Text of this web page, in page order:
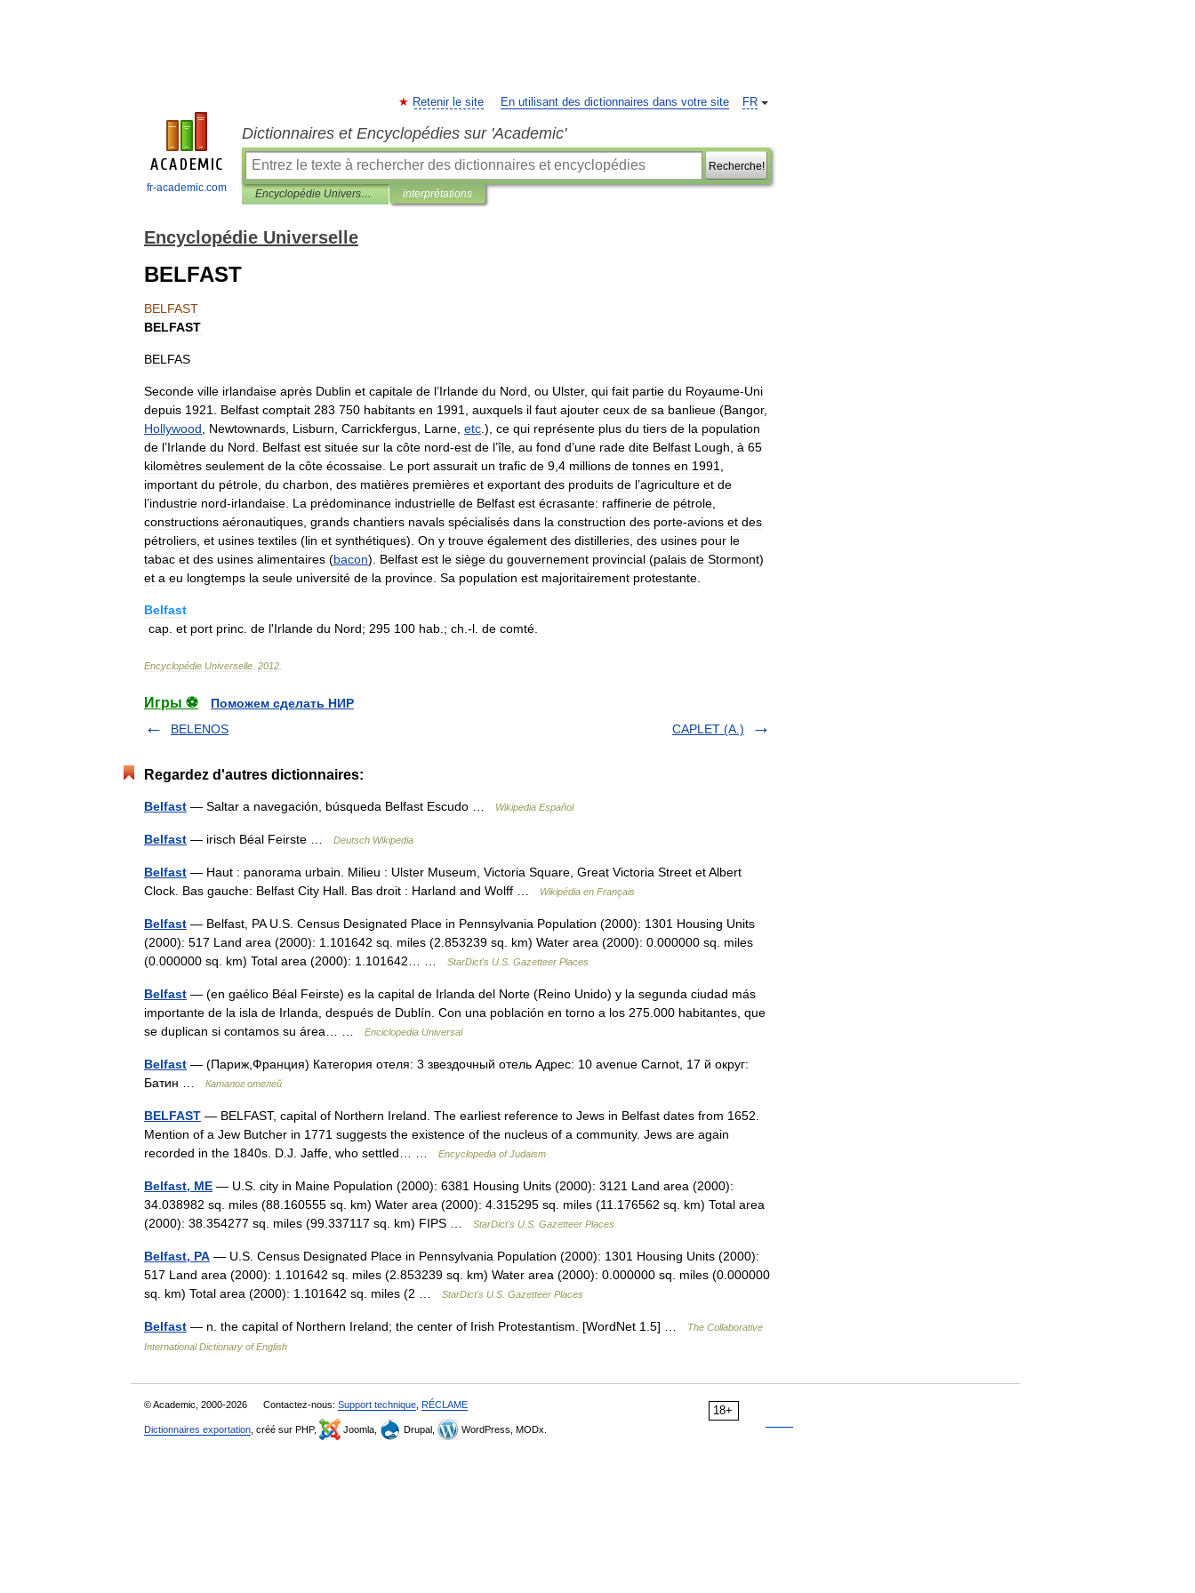
fr-academic.com
FR
Retenir le site En utilisant des dictionnaires dans votre site
Dictionnaires et Encyclopédies sur 'Academic'
Recherche!
Encyclopédie Universelle interprétations
Encyclopédie Universelle
BELFAST
BELFAST
BELFAST
BELFAS
Seconde ville irlandaise après Dublin et capitale de l’Irlande du Nord ou Ulster, qui fait partie du Royaume-Uni
depuis 1921 Belfast comptait 283 750 habitants en 1991 auxquels il faut ajouter ceux de sa banlieue (Bangor,
Hollywood
Newtownards Lisburn Carrickfergus Larne etc .), ce qui représente plus du tiers de la population
de l’Irlande du Nord Belfast est située sur la côte nord-est de l’île au fond d’une rade dite Belfast Lough à 65
kilomètres seulement de la côte écossaise Le port assurait un trafic de 9 4 millions de tonnes en 1991
important du pétrole du charbon des matières premières et exportant des produits de l’agriculture et de
l’industrie nord-irlandaise La prédominance industrielle de Belfast est écrasante: raffinerie de pétrole
constructions aéronautiques grands chantiers navals spécialisés dans la construction des porte-avions et des
pétroliers et usines textiles (lin et synthétiques). On y trouve également des distilleries des usines pour le
tabac et des usines alimentaires (bacon). Belfast est le siège du gouvernement provincial (palais de Stormont)
et a eu longtemps la seule université de la province Sa population est majoritairement protestante
Belfast
cap et port princ de l'Irlande du Nord; 295 100 hab .; ch .-l de comté
Encyclopédie Universelle 2012
Игры ⚽
Поможем сделать НИР
BELENOS
CAPLET (A.)
Regardez d'autres dictionnaires:
Belfast — Saltar a navegación, búsqueda Belfast Escudo … Wikipedia Español
Belfast — irisch Béal Feirste … Deutsch Wikipedia
Belfast — Haut : panorama urbain. Milieu : Ulster Museum, Victoria Square, Great Victoria Street et Albert
Clock. Bas gauche: Belfast City Hall. Bas droit : Harland and Wolff …
Wikipédia en Français
Belfast — Belfast, PA U.S. Census Designated Place in Pennsylvania Population (2000): 1301 Housing Units
(2000): 517 Land area (2000): 1.101642 sq. miles (2.853239 sq. km) Water area (2000): 0.000000 sq. miles
(0.000000 sq. km) Total area (2000): 1.101642… …
StarDict's U.S. Gazetteer Places
Belfast — (en gaélico Béal Feirste) es la capital de Irlanda del Norte (Reino Unido) y la segunda ciudad más
importante de la isla de Irlanda, después de Dublín. Con una población en torno a los 275.000 habitantes, que
se duplican si contamos su área… …
Enciclopedia Universal
Belfast — (Париж,Франция) Категория отеля: 3 звездочный отель Адрес: 10 avenue Carnot, 17 й округ:
Батин …
Каталог отелей
BELFAST — BELFAST, capital of Northern Ireland. The earliest reference to Jews in Belfast dates from 1652.
Mention of a Jew Butcher in 1771 suggests the existence of the nucleus of a community. Jews are again
recorded in the 1840s. D.J. Jaffe, who settled… …
Encyclopedia of Judaism
Belfast, ME — U.S. city in Maine Population (2000): 6381 Housing Units (2000): 3121 Land area (2000):
34.038982 sq. miles (88.160555 sq. km) Water area (2000): 4.315295 sq. miles (11.176562 sq. km) Total area
(2000): 38.354277 sq. miles (99.337117 sq. km) FIPS …
StarDict's U.S. Gazetteer Places
Belfast, PA — U.S. Census Designated Place in Pennsylvania Population (2000): 1301 Housing Units (2000):
517 Land area (2000): 1.101642 sq. miles (2.853239 sq. km) Water area (2000): 0.000000 sq. miles (0.000000
sq. km) Total area (2000): 1.101642 sq. miles (2 …
StarDict's U.S. Gazetteer Places
Belfast — n. the capital of Northern Ireland; the center of Irish Protestantism. [WordNet 1.5] …
The Collaborative
International Dictionary of English
18+
© Academic, 2000-2026 Contactez-nous: Support technique RÉCLAME
Dictionnaires exportation , créé sur PHP, Joomla, Drupal, WordPress, MODx.